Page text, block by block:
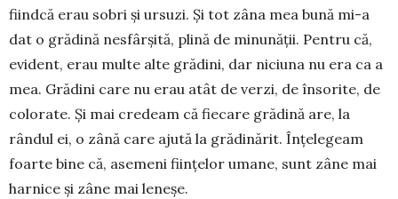
fiindcă erau sobri și ursuzi. Și tot zâna mea bună mi-a
dat o grădină nesfârșită, plină de mi­nunății. Pentru că,
evident, erau multe alte gră­dini, dar niciuna nu era ca a
mea. Grădini care nu erau atât de verzi, de în­sorite, de
colorate. Și mai credeam că fiecare gră­dină are, la
rândul ei, o zână care ajută la grădinărit. Înțelegeam
foarte bi­ne că, asemeni ființelor umane, sunt zâne mai
har­ni­ce și zâne mai leneșe.